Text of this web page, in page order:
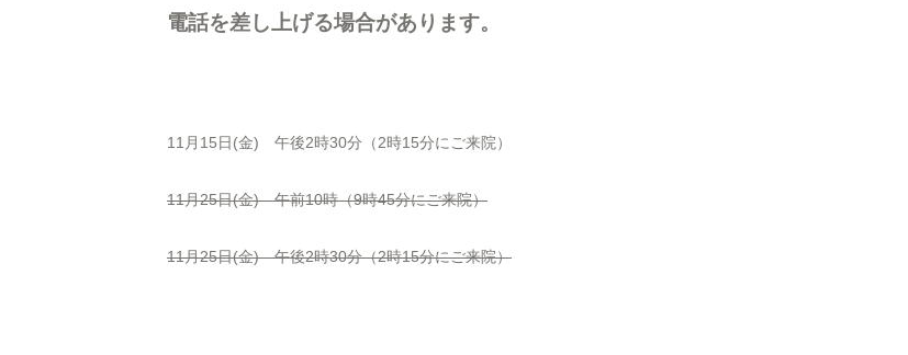
電話を差し上げる場合があります。
11月15日(金) 午後2時30分（2時15分にご来院）
11月25日(金) 午前10時（9時45分にご来院）
11月25日(金) 午後2時30分（2時15分にご来院）